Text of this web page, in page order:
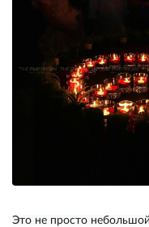
Это не просто